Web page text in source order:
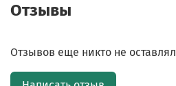
Отзывы
Отзывов еще никто не оставлял